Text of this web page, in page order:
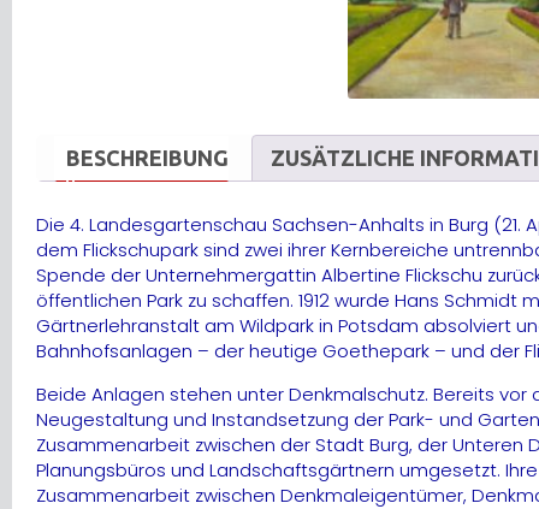
BESCHREIBUNG ZUSÄTZLICHE
Die 4. Landesgartenschau Sachsen-Anhalts in Burg
dem Flickschupark sind zwei ihrer Kernbereiche
Spende der Unternehmergattin Albertine Flickschu
öffentlichen Park zu schaffen. 1912 wurde Hans
Gärtnerlehranstalt am Wildpark in Potsdam absolviert
Bahnhofsanlagen – der heutige Goethepark – und der
Beide Anlagen stehen unter Denkmalschutz. Bereits
Neugestaltung und Instandsetzung der Park- und
Zusammenarbeit zwischen der Stadt Burg, der
Planungsbüros und Landschaftsgärtnern umgesetzt.
Zusammenarbeit zwischen Denkmaleigentümer,